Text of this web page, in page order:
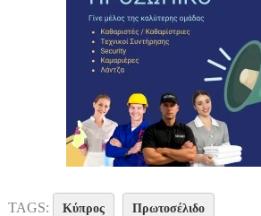
TAGS: Κύπρος Πρωτοσέλιδο